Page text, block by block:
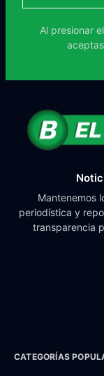
Al presionar
Mantenemos
periodística y
transparencia
CATEGORÍAS